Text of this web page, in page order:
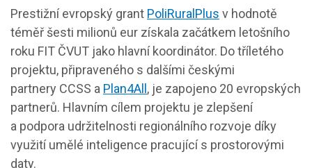
Prestižní evropský grant PoliRuralPlus v hodnotě
téměř šesti milionů eur získala začátkem letošního
roku FIT ČVUT jako hlavní koordinátor. Do tříletého
projektu, připraveného s dalšími českými
partnery CCSS a Plan4All , je zapojeno 20 evropských
partnerů. Hlavním cílem projektu je zlepšení
a podpora udržitelnosti regionálního rozvoje díky
využití umělé inteligence pracující s prostorovými
daty.